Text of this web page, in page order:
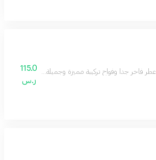
عطر فاخر جداً وفواح تركيبة مميزة وجميلة جداً تناسب اغلب
115.0
ر.س